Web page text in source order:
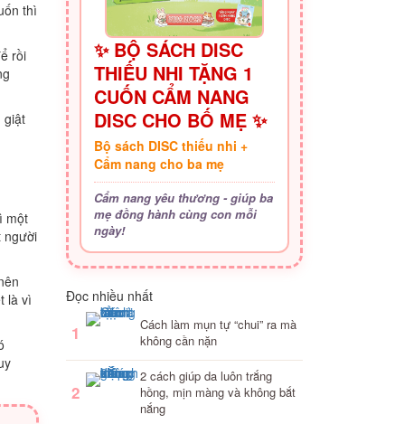
thì
rồi
giật
một
người
là vì
✨ BỘ SÁCH DISC
THIẾU NHI TẶNG 1
CUỐN CẨM NANG
DISC CHO BỐ MẸ ✨
Bộ sách DISC thiếu nhi +
Cẩm nang cho ba mẹ
Cẩm nang yêu thương - giúp ba
mẹ đồng hành cùng con mỗi
ngày!
Đọc nhiều nhất
1
Cách làm mụn tự “chui” ra mà
không cần nặn
2
2 cách giúp da luôn trắng
hồng, mịn màng và không bắt
nắng